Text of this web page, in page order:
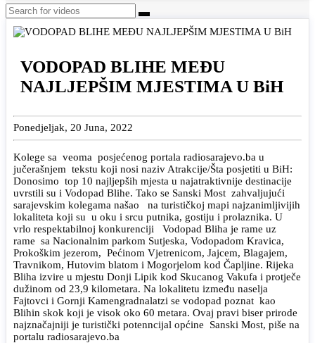
VODOPAD BLIHE MEĐU
NAJLJEPŠIM MJESTIMA U BiH
Ponedjeljak, 20 Juna, 2022
Kolege sa veoma posjećenog portala radiosarajevo.ba u
jučerašnjem tekstu koji nosi naziv Atrakcije/Šta posjetiti u BiH:
Donosimo top 10 najljepših mjesta u najatraktivnije destinacije
uvrstili su i Vodopad Blihe. Tako se Sanski Most zahvaljujući
sarajevskim kolegama našao na turističkoj mapi najzanimljivijih
lokaliteta koji su u oku i srcu putnika, gostiju i prolaznika. U
vrlo respektabilnoj konkurenciji Vodopad Bliha je rame uz
rame sa Nacionalnim parkom Sutjeska, Vodopadom Kravica,
Prokoškim jezerom, Pećinom Vjetrenicom, Jajcem, Blagajem,
Travnikom, Hutovim blatom i Mogorjelom kod Čapljine. Rijeka
Bliha izvire u mjestu Donji Lipik kod Skucanog Vakufa i protječe
dužinom od 23,9 kilometara. Na lokalitetu između naselja
Fajtovci i Gornji Kamengradnalatzi se vodopad poznat kao
Blihin skok koji je visok oko 60 metara. Ovaj pravi biser prirode
najznačajniji je turistički potenncijal općine Sanski Most, piše na
portalu radiosarajevo.ba